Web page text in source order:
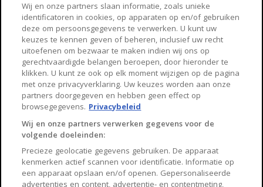
Arnhem
Zwolle
Huisnet
Over Huisnet
Algemene voorwaarden
Privacybeleid
Contact
Sitemap
Wij en onze partners slaan informatie, zoals unieke
identificatoren in cookies, op apparaten op en/of gebruiken
deze om persoonsgegevens te verwerken. U kunt uw
keuzes te kennen geven of beheren, inclusief uw recht
uitoefenen om bezwaar te maken indien wij ons op
gerechtvaardigde belangen beroepen, door hieronder te
klikken. U kunt ze ook op elk moment wijzigen op de pagina
met onze privacyverklaring. Uw keuzes worden aan onze
partners doorgegeven en hebben geen effect op
browsegegevens. Privacybeleid
Wij en onze partners verwerken gegevens voor de
volgende doeleinden:
Precieze geolocatie gegevens gebruiken. De apparaat
kenmerken actief scannen voor identificatie. Informatie op
een apparaat opslaan en/of openen. Gepersonaliseerde
advertenties en content, advertentie- en contentmeting,